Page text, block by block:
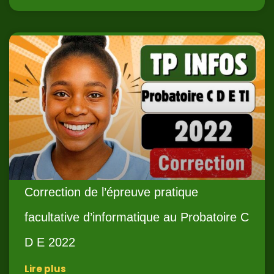
Correction de l’épreuve pratique
facultative d’informatique au Probatoire C
D E 2022
Lire plus